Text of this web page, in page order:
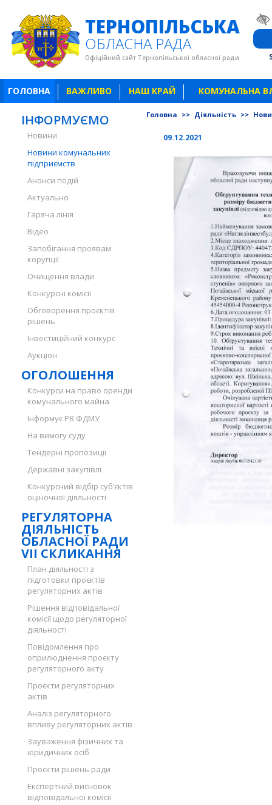
ТЕРНОПІЛЬСЬКА
ОБЛАСНА РАДА
Офіційний сайт Тернопільської обласної ради
ГОЛОВНА ВАЖЛИВО НАШ КРАЙ КОМУНАЛЬНА
ІНФОРМУЄМО
Новини
Новини комунальних
підприємств
Анонси подій
Актуально
Гаряча лінія
Відео
Запобігання проявам
корупції
Очищення влади
Конкурсні комісії
Обговорення проєктів
рішень
Інвестиційний конкурс
Аукціон
ОГОЛОШЕННЯ
Конкурси на право оренди
комунального майна
Інформує РВ ФДМУ
На вимогу суду
Тендерні пропозиції
Державні закупівлі
Конкурсний відбір суб’єктів
оціночної діяльності
РЕГУЛЯТОРНА
ДІЯЛЬНІСТЬ
ОБЛАСНОЇ РАДИ
VII СКЛИКАННЯ
План діяльності з
підготовки проєктів
регуляторних актів
Рішення відповідальної
комісії щодо регуляторної
діяльності
Повідомлення про
оприлюднення проєкту
регуляторного акту
Проєкти регуляторних
актів
Аналіз регуляторного
впливу регуляторних актів
Зауваження фізичних та
юридичних осіб
Проєкти рішень ради
Експертний висновок
відповідальної комісії
Головна >> Діяльність >>
09.12.2021